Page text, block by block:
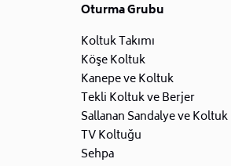
Oturma Grubu
Koltuk Takımı
Köşe Koltuk
Kanepe ve Koltuk
Tekli Koltuk ve Berjer
Sallanan Sandalye ve Koltuk
TV Koltuğu
Sehpa